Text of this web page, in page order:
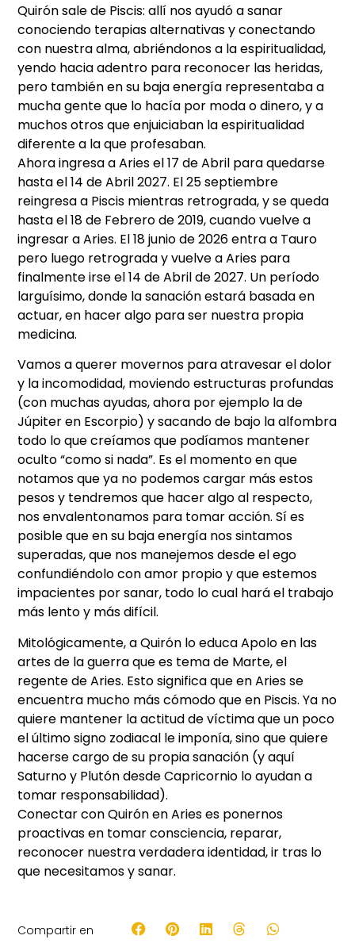
Quirón sale de Piscis: allí nos ayudó a sanar
conociendo terapias alternativas y conectando
con nuestra alma, abriéndonos a la espiritualidad,
yendo hacia adentro para reconocer las heridas,
pero también en su baja energía representaba a
mucha gente que lo hacía por moda o dinero, y a
muchos otros que enjuiciaban la espiritualidad
diferente a la que profesaban.
Ahora ingresa a Aries el 17 de Abril para quedarse
hasta el 14 de Abril 2027. El 25 septiembre
reingresa a Piscis mientras retrograda, y se queda
hasta el 18 de Febrero de 2019, cuando vuelve a
ingresar a Aries. El 18 junio de 2026 entra a Tauro
pero luego retrograda y vuelve a Aries para
finalmente irse el 14 de Abril de 2027. Un período
larguísimo, donde la sanación estará basada en
actuar, en hacer algo para ser nuestra propia
medicina.
Vamos a querer movernos para atravesar el dolor
y la incomodidad, moviendo estructuras profundas
(con muchas ayudas, ahora por ejemplo la de
Júpiter en Escorpio) y sacando de bajo la alfombra
todo lo que creíamos que podíamos mantener
oculto “como si nada”. Es el momento en que
notamos que ya no podemos cargar más estos
pesos y tendremos que hacer algo al respecto,
nos envalentonamos para tomar acción. Sí es
posible que en su baja energía nos sintamos
superadas, que nos manejemos desde el ego
confundiéndolo con amor propio y que estemos
impacientes por sanar, todo lo cual hará el trabajo
más lento y más difícil.
Mitológicamente, a Quirón lo educa Apolo en las
artes de la guerra que es tema de Marte, el
regente de Aries. Esto significa que en Aries se
encuentra mucho más cómodo que en Piscis. Ya no
quiere mantener la actitud de víctima que un poco
el último signo zodiacal le imponía, sino que quiere
hacerse cargo de su propia sanación (y aquí
Saturno y Plutón desde Capricornio lo ayudan a
tomar responsabilidad).
Conectar con Quirón en Aries es ponernos
proactivas en tomar consciencia, reparar,
reconocer nuestra verdadera identidad, ir tras lo
que necesitamos y sanar.
Compartir en